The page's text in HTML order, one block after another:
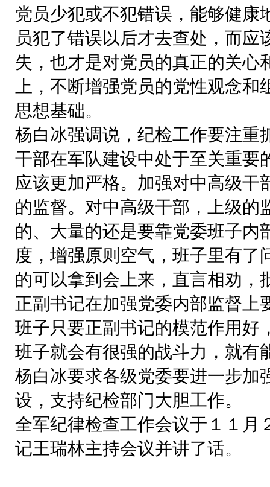
党员少犯或不犯错误，能够健康
员犯了错误以后才去查处，而
失，也才是对党员的真正的关心
上，不断增强党员的党性观念
思想基础。
杨白冰强调说，纪检工作要注重
干部在军队建设中处于至关重要
应该更加严格。加强对中高级干
的监督。对中高级干部，上级的
的、大量的还是要靠党委班子内
度，增强原则空气，班子里有了
的可以拿到会上来，直言相劝，
正副书记在加强党委内部监督上
班子只要正副书记的模范作用好
班子就会有很强的战斗力，就有
杨白冰要求各级党委要进一步加
设，支持纪检部门大胆工作。
全军纪律检查工作会议于１１月
记王瑞林主持会议并讲了话。